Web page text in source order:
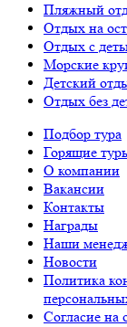
Пляжный
Отдых на
Отдых с
Морские
Детский
Отдых без
Подбор тура
Горящие
О компании
Вакансии
Контакты
Награды
Наши
Новости
Политика
Согласие на